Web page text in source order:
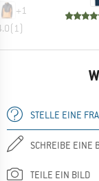
+1
(1)
STELLE EINE
SCHREIBE EINE
TEILE EIN BILD